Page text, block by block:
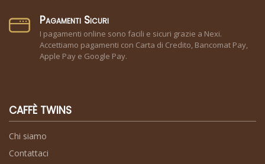
Pagamenti Sicuri
I pagamenti online sono facili e sicuri grazie a Nexi.
Accettiamo pagamenti con Carta di Credito, Bancomat Pay,
Apple Pay e Google Pay.
CAFFÈ TWINS
Chi siamo
Contattaci